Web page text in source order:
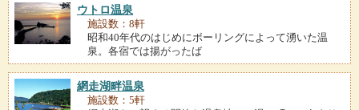
ウトロ温泉
施設数：8軒
昭和40年代のはじめにボーリングによって湧いた温
泉。各宿では揚がったば
網走湖畔温泉
施設数：5軒